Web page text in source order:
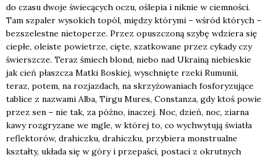
do cza­su dwo­je świe­cą­cych oczu, ośle­pia i nik­nie w ciem­no­ści.
Tam szpa­ler wyso­kich topól, mię­dzy któ­ry­mi – wśród któ­rych –
bez­sze­lest­ne nie­to­pe­rze. Przez opusz­czo­ną szy­bę wdzie­ra się
cie­płe, ole­iste powie­trze, cię­te, szat­ko­wa­ne przez cyka­dy czy
świersz­cze. Teraz śmiech blond, nie­bo nad Ukra­iną nie­bie­skie
jak cień płasz­cza Mat­ki Boskiej, wyschnię­te rze­ki Rumu­nii,
teraz, potem, na roz­jaz­dach, na skrzy­żo­wa­niach fos­fo­ry­zu­ją­ce
tabli­ce z nazwa­mi Alba, Tir­gu Mures, Con­stan­za, gdy ktoś powie
przez sen – nie tak, za póź­no, ina­czej. Noc, dzień, noc, ziar­na
kawy roz­gry­za­ne we mgle, w któ­rej to, co wychwy­tu­ją świa­tła
reflek­to­rów, dra­hicz­ku, dra­hicz­ku, przy­bie­ra mon­stru­al­ne
kształ­ty, ukła­da się w góry i prze­pa­ści, posta­ci z okrut­nych